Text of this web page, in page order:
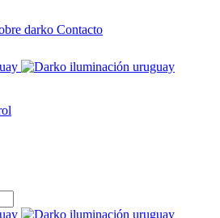
darko Contacto